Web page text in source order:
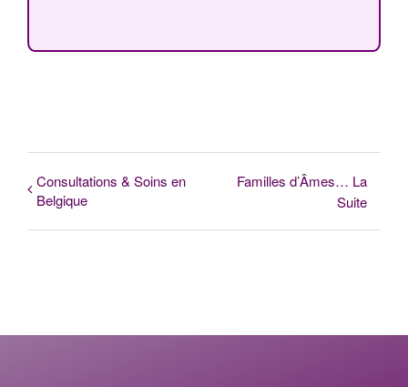
Consultations & Soins en
Belgique
Familles d’Âmes… La
Suite